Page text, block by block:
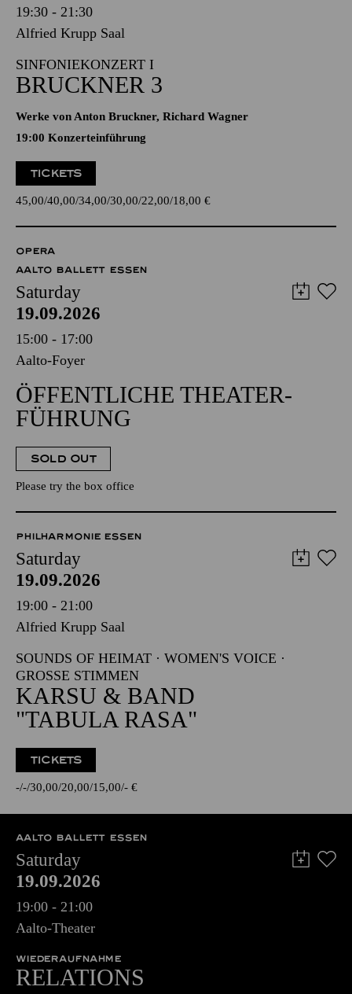
19:30 - 21:30
Alfried Krupp Saal
SINFONIEKONZERT I
BRUCKNER 3
Werke von Anton Bruckner, Richard Wagner
19:00 Konzerteinführung
TICKETS
45,00 40,00 34,00 30,00 22,00 18,00 €
OPERA
AALTO BALLETT ESSEN
Saturday
19.09.2026
15:00 - 17:00
Aalto-Foyer
ÖFFENTLICHE THEATER­
FÜHRUNG
SOLD OUT
Please try the box office
PHILHARMONIE ESSEN
Saturday
19.09.2026
19:00 - 21:00
Alfried Krupp Saal
SOUNDS OF HEIMAT · WOMEN'S VOICE ·
GROSSE STIMMEN
KARSU & BAND
"TABULA RASA"
TICKETS
- - 30,00 20,00 15,00 - €
AALTO BALLETT ESSEN
Saturday
19.09.2026
19:00 - 21:00
Aalto-Theater
WIEDERAUFNAHME
RELATIONS